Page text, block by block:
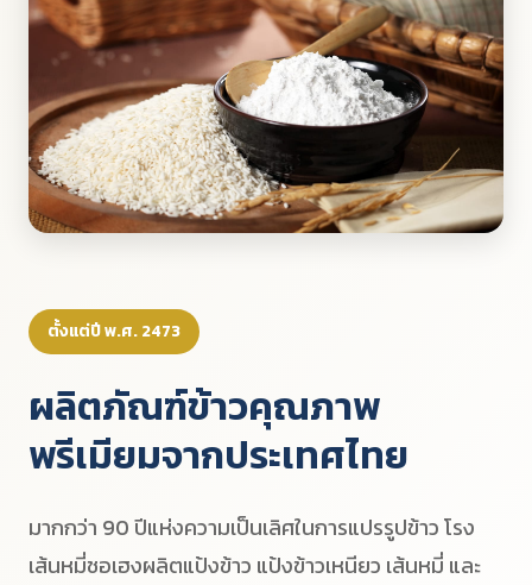
ตั้งแต่ปี พ.ศ. 2473
ผลิตภัณฑ์ข้าวคุณภาพ
พรีเมียมจากประเทศไทย
มากกว่า 90 ปีแห่งความเป็นเลิศในการแปรรูปข้าว โรง
เส้นหมี่ชอเฮงผลิตแป้งข้าว แป้งข้าวเหนียว เส้นหมี่ และ